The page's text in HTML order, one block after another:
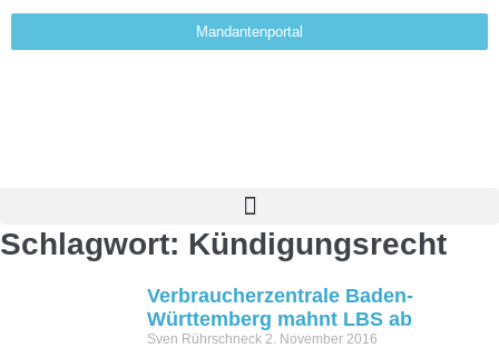
Mandantenportal
Schlagwort: Kündigungsrecht
Verbraucherzentrale Baden-
Württemberg mahnt LBS ab
Sven Rührschneck 2. November 2016